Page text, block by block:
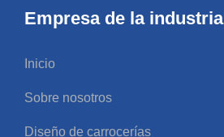
Empresa de la industria
Inicio
Sobre nosotros
Diseño de carrocerías